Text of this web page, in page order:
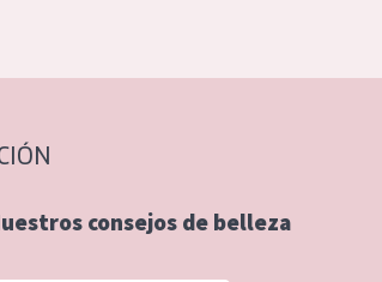
consejos de belleza